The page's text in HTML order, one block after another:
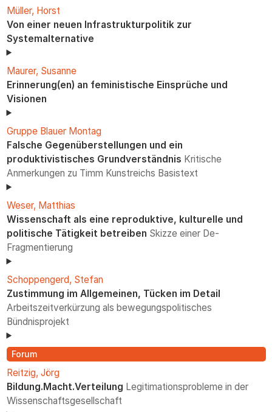
Müller, Horst
Von einer neuen Infrastrukturpolitik zur
Systemalternative
Maurer, Susanne
Erinnerung(en) an feministische Einsprüche und
Visionen
Gruppe Blauer Montag
Falsche Gegenüberstellungen und ein
produktivistisches Grundverständnis Kritische
Anmerkungen zu Timm Kunstreichs Basistext
Weser, Matthias
Wissenschaft als eine reproduktive, kulturelle und
politische Tätigkeit betreiben Skizze einer De-
Fragmentierung
Schoppengerd, Stefan
Zustimmung im Allgemeinen, Tücken im Detail
Arbeitszeitverkürzung als bewegungspolitisches
Bündnisprojekt
Forum
Reitzig, Jörg
Bildung.Macht.Verteilung Legitimationsprobleme in der
Wissenschaftsgesellschaft